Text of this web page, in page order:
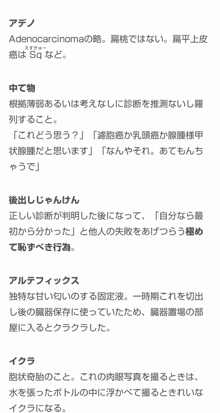
アデノ
Adenocarcinomaの略。扁桃ではない。扁平上皮
癌は Sq
えすきゅー
など。
中て物
根拠薄弱あるいは考えなしに診断を推測ないし羅
列すること。
「これどう思う？」「濾胞癌か乳頭癌か腺腫様甲
状腺腫だと思います」「なんやそれ。あてもんち
ゃうで」
後出しじゃんけん
正しい診断が判明した後になって、「自分なら最
初から分かった」と他人の失敗をあげつらう極め
て恥ずべき行為。
アルテフィックス
独特な甘い匂いのする固定液。一時期これを切出
し後の臓器保存に使っていたため、臓器置場の部
屋に入るとクラクラした。
イクラ
胞状奇胎のこと。これの肉眼写真を撮るときは、
水を張ったボトルの中に浮かべて撮るときれいな
イクラになる。